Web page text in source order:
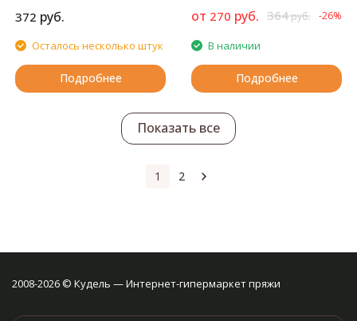
372 руб.
Осталось несколько штук
Подробнее
от 270 руб. 364руб. -26%
В наличии
Подробнее
Показать все
1 2
2008-2026 © Кудель — Интернет-гипермаркет пряжи